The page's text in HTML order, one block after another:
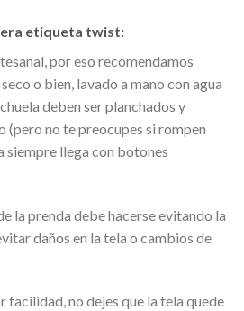
etiqueta twist:
por eso recomendamos
o bien, lavado a mano con agua
deben ser planchados y
(pero no te preocupes si rompen
siempre llega con botones
la prenda debe hacerse evitando la
daños en la tela o cambios de
facilidad, no dejes que la tela quede